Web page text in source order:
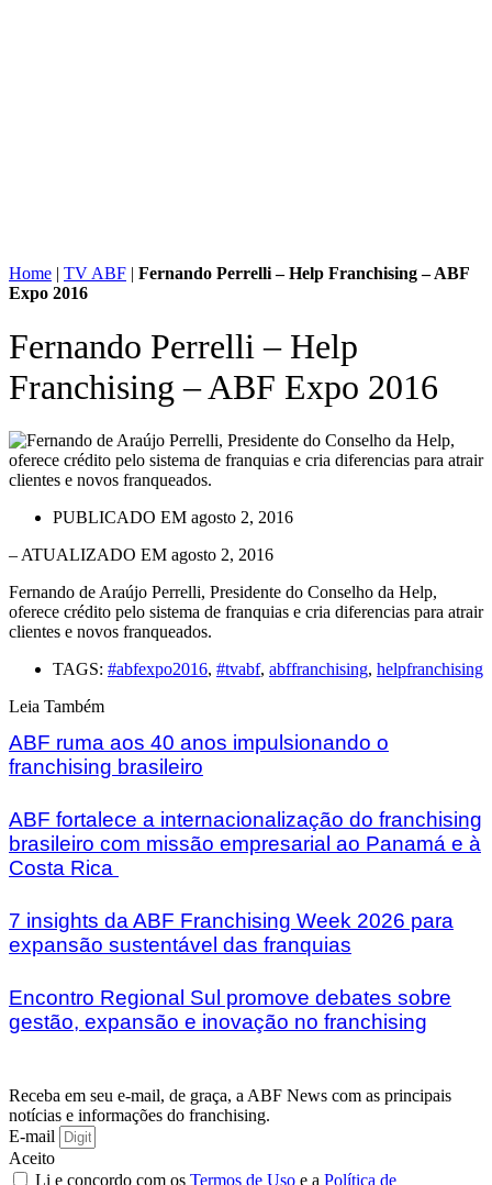
Home | TV ABF | Fernando Perrelli – Help Franchising – ABF
Expo 2016
Fernando Perrelli – Help
Franchising – ABF Expo 2016
PUBLICADO EM agosto 2, 2016
– ATUALIZADO EM agosto 2, 2016
Fernando de Araújo Perrelli, Presidente do Conselho da Help,
oferece crédito pelo sistema de franquias e cria diferencias para atrair
clientes e novos franqueados.
TAGS: #abfexpo2016, #tvabf, abffranchising, helpfranchising
Leia Também
ABF ruma aos 40 anos impulsionando o
franchising brasileiro
ABF fortalece a internacionalização do franchising
brasileiro com missão empresarial ao Panamá e à
Costa Rica
7 insights da ABF Franchising Week 2026 para
expansão sustentável das franquias
Encontro Regional Sul promove debates sobre
gestão, expansão e inovação no franchising
Receba em seu e-mail, de graça, a ABF News com as principais
notícias e informações do franchising.
E-mail
Aceito
Li e concordo com os Termos de Uso e a Política de